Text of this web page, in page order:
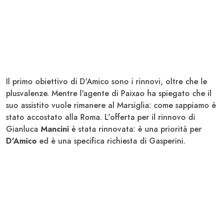
Il primo obiettivo di D'Amico sono i rinnovi, oltre che le
plusvalenze. Mentre l'agente di Paixao ha spiegato che il
suo assistito vuole rimanere al Marsiglia: come sappiamo è
stato accostato alla Roma. L'offerta per il rinnovo di
Gianluca Mancini è stata rinnovata: è una priorità per
D'Amico ed è una specifica richiesta di Gasperini.